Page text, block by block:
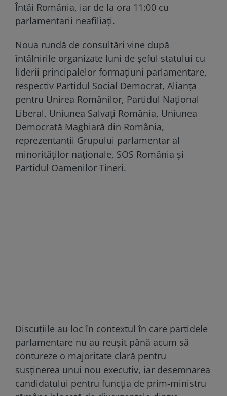
Întâi România, iar de la ora 11:00 cu
parlamentarii neafiliați.
Noua rundă de consultări vine după
întâlnirile organizate luni de șeful statului cu
liderii principalelor formațiuni parlamentare,
respectiv Partidul Social Democrat, Alianța
pentru Unirea Românilor, Partidul Național
Liberal, Uniunea Salvați România, Uniunea
Democrată Maghiară din România,
reprezentanții Grupului parlamentar al
minorităților naționale, SOS România și
Partidul Oamenilor Tineri.
Discuțiile au loc în contextul în care partidele
parlamentare nu au reușit până acum să
contureze o majoritate clară pentru
susținerea unui nou executiv, iar desemnarea
candidatului pentru funcția de prim-ministru